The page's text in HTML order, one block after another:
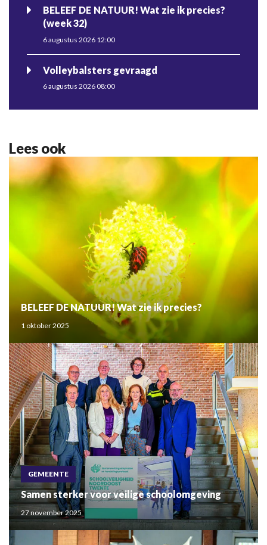
BELEEF DE NATUUR! Wat zie ik precies?
(week 32)
6 augustus 2026 12:00
Volleybalsters gevraagd
6 augustus 2026 08:00
Lees ook
BELEEF DE NATUUR! Wat zie ik precies?
1 oktober 2025
GEMEENTE
Samen sterker voor veilige schoolomgeving
27 november 2025